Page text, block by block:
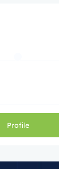
Profile